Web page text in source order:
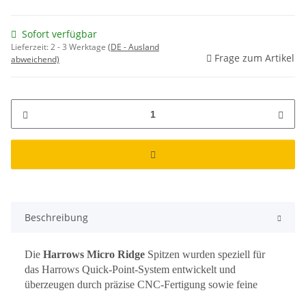
Sofort verfügbar
Lieferzeit:2 - 3 Werktage (DE - Ausland
abweichend)
Frage zum Artikel
Beschreibung
Die Harrows Micro Ridge Spitzen wurden speziell für
das Harrows Quick-Point-System entwickelt und
überzeugen durch präzise CNC-Fertigung sowie feine